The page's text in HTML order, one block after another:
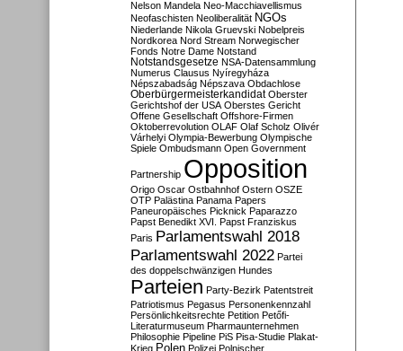
Nelson Mandela Neo-Macchiavellismus
Neofaschisten Neoliberalität NGOs
Niederlande Nikola Gruevski Nobelpreis
Nordkorea Nord Stream Norwegischer
Fonds Notre Dame Notstand
Notstandsgesetze NSA-Datensammlung
Numerus Clausus Nyíregyháza
Népszabadság Népszava Obdachlose
Oberbürgermeisterkandidat Oberster
Gerichtshof der USA Oberstes Gericht
Offene Gesellschaft Offshore-Firmen
Oktoberrevolution OLAF Olaf Scholz Olivér
Várhelyi Olympia-Bewerbung Olympische
Spiele Ombudsmann Open Government
Partnership Opposition
Origo Oscar Ostbahnhof Ostern OSZE
OTP Palästina Panama Papers
Paneuropäisches Picknick Paparazzo
Papst Benedikt XVI. Papst Franziskus
Paris Parlamentswahl 2018
Parlamentswahl 2022 Partei
des doppelschwänzigen Hundes
Parteien Party-Bezirk Patentstreit
Patriotismus Pegasus Personenkennzahl
Persönlichkeitsrechte Petition Petőfi-
Literaturmuseum Pharmaunternehmen
Philosophie Pipeline PiS Pisa-Studie Plakat-
Krieg Polen Polizei Polnischer